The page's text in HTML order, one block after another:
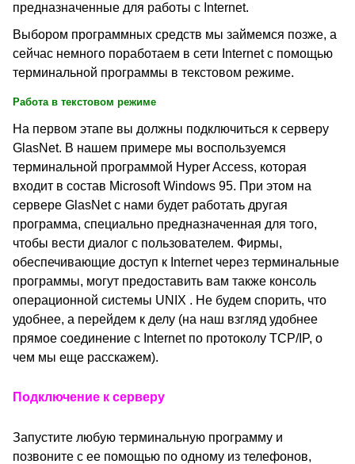
предназначенные для работы с Internet.
Выбором программных средств мы займемся позже, а
сейчас немного поработаем в сети Internetс помощью
терминальной программы в текстовом режиме.
Работа в текстовом режиме
На первом этапе вы должны подключиться к серверу
GlasNet. В нашем примере мы воспользуемся
терминальной программой Hyper Access, которая
входит в состав Microsoft Windows 95. При этом на
сервере GlasNetс нами будет работать другая
программа, специально предназначенная для того,
чтобы вести диалог с пользователем. Фирмы,
обеспечивающие доступ к Internet через терминальные
программы, могут предоставить вам также консоль
операционной системы UNIX . Не будем спорить, что
удобнее, а перейдем к делу (на наш взгляд удобнее
прямое соединение с Internet по протоколу TCP/IP, о
чем мы еще расскажем).
Подключение к серверу
Запустите любую терминальную программу и
позвоните с ее помощью по одному из телефонов,